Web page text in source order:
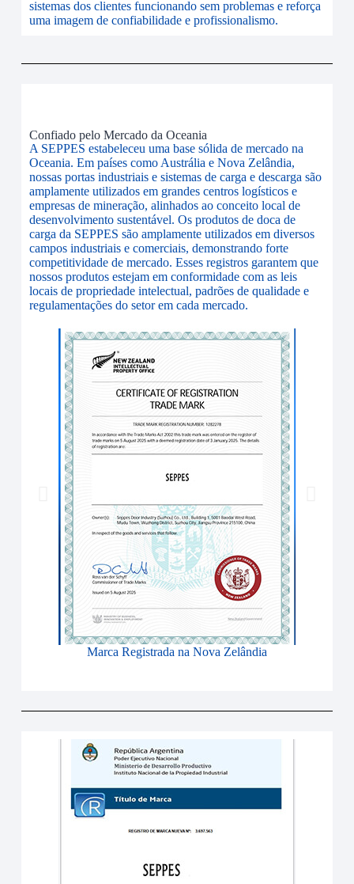
sistemas dos clientes funcionando sem problemas e reforça
uma imagem de confiabilidade e profissionalismo.
Confiado pelo Mercado da Oceania
A SEPPES estabeleceu uma base sólida de mercado na
Oceania. Em países como Austrália e Nova Zelândia,
nossas portas industriais e sistemas de carga e descarga são
amplamente utilizados em grandes centros logísticos e
empresas de mineração, alinhados ao conceito local de
desenvolvimento sustentável. Os produtos de doca de
carga da SEPPES são amplamente utilizados em diversos
campos industriais e comerciais, demonstrando forte
competitividade de mercado. Esses registros garantem que
nossos produtos estejam em conformidade com as leis
locais de propriedade intelectual, padrões de qualidade e
regulamentações do setor em cada mercado.
Marca Registrada na Nova Zelândia